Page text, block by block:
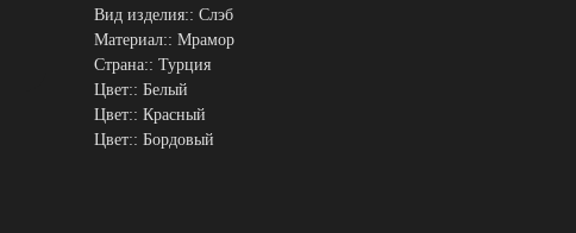
Вид изделия:: Слэб
Материал:: Мрамор
Страна:: Турция
Цвет:: Белый
Цвет:: Красный
Цвет:: Бордовый